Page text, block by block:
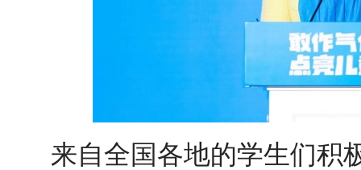
来自全国各地的学生们积